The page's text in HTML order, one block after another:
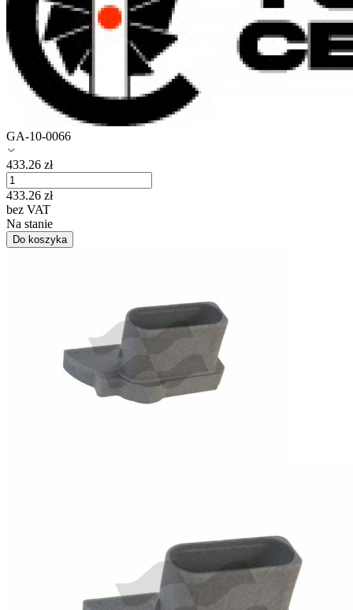
GA-10-0066
433.26 zł
433.26 zł
bez VAT
Na stanie
Do koszyka